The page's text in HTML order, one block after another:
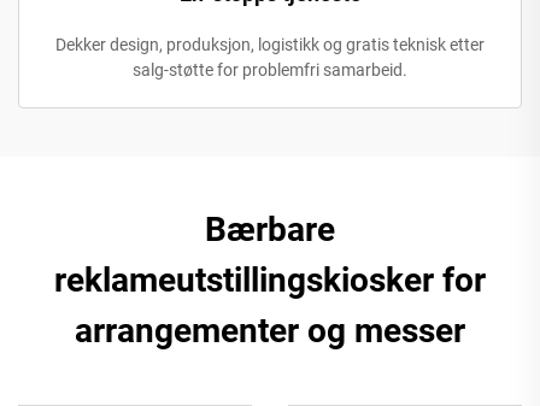
Dekker design, produksjon, logistikk og gratis teknisk etter
salg-støtte for problemfri samarbeid.
Bærbare
reklameutstillingskiosker for
arrangementer og messer